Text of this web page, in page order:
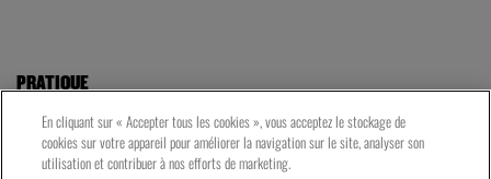
PRATIQUE
Tarifs et réservations
Votre venue au TNG
En cliquant sur « Accepter tous les cookies », vous acceptez le stockage de
cookies sur votre appareil pour améliorer la navigation sur le site, analyser son
utilisation et contribuer à nos efforts de marketing.